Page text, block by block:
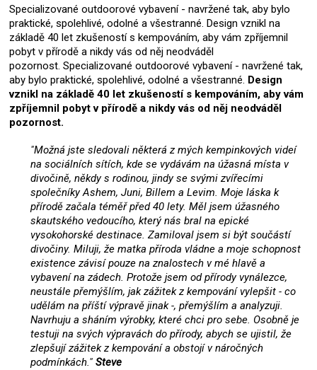
Specializované outdoorové vybavení - navržené tak, aby bylo
praktické, spolehlivé, odolné a všestranné. Design vznikl na
základě 40 let zkušeností s kempováním, aby vám zpříjemnil
pobyt v přírodě a nikdy vás od něj neodváděl
pozornost. Specializované outdoorové vybavení - navržené tak,
aby bylo praktické, spolehlivé, odolné a všestranné. Design
vznikl na základě 40 let zkušeností s kempováním, aby vám
zpříjemnil pobyt v přírodě a nikdy vás od něj neodváděl
pozornost.
"Možná jste sledovali některá z mých kempinkových videí
na sociálních sítích, kde se vydávám na úžasná místa v
divočině, někdy s rodinou, jindy se svými zvířecími
společníky Ashem, Juni, Billem a Levim. Moje láska k
přírodě začala téměř před 40 lety. Měl jsem úžasného
skautského vedoucího, který nás bral na epické
vysokohorské destinace. Zamiloval jsem si být součástí
divočiny. Miluji, že matka příroda vládne a moje schopnost
existence závisí pouze na znalostech v mé hlavě a
vybavení na zádech. Protože jsem od přírody vynálezce,
neustále přemýšlím, jak zážitek z kempování vylepšit - co
udělám na příští výpravě jinak -, přemýšlím a analyzuji.
Navrhuju a sháním výrobky, které chci pro sebe. Osobně je
testuji na svých výpravách do přírody, abych se ujistil, že
zlepšují zážitek z kempování a obstojí v náročných
podmínkách." Steve